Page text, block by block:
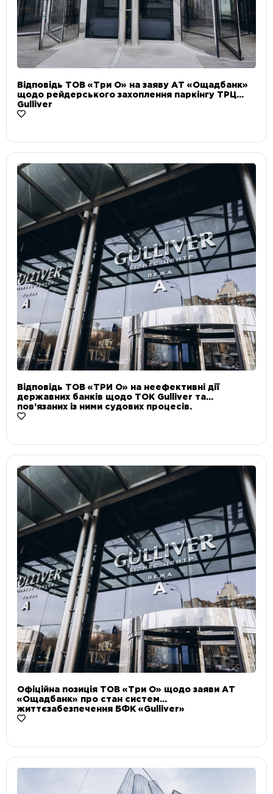
Відповідь ТОВ «Три О» на заяву АТ «Ощадбанк»
щодо рейдерського захоплення паркінгу ТРЦ
Gulliver
Відповідь ТОВ «ТРИ О» на неефективні дії
державних банків щодо ТОК Gulliver та
пов’язаних із ними судових процесів.
Офіційна позиція ТОВ «Три О» щодо заяви АТ
«Ощадбанк» про стан систем
життєзабезпечення БФК «Gulliver»